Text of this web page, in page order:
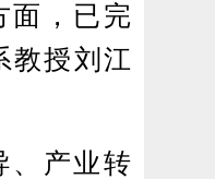
面，已完
教授刘江
产业转